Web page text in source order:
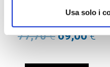
Usa solo i
ESCHENBACH 1655109
Borsa VISOLUX XL
77,70€ 69,00€